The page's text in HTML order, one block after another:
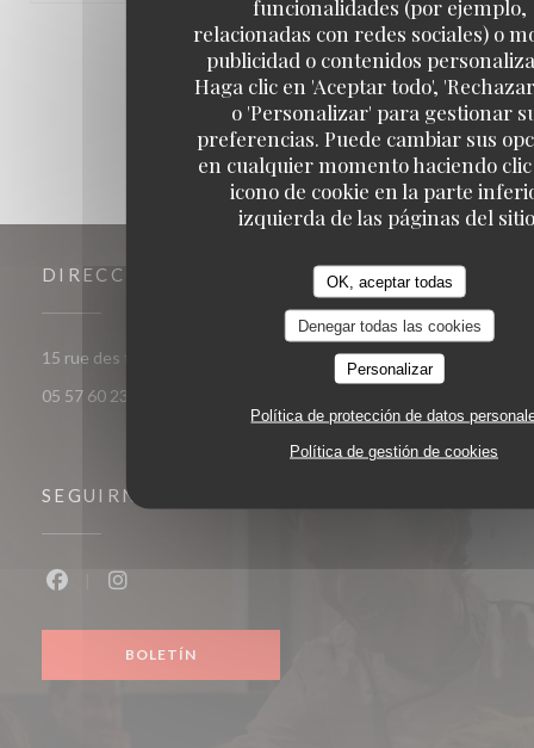
funcionalidades (por ejemplo,
relacionadas con redes sociales) o
publicidad o contenidos
Haga clic en 'Aceptar todo',
o 'Personalizar' para gestionar
preferencias. Puede cambiar sus
en cualquier momento haciendo
icono de cookie en la parte
izquierda de las páginas del
OK, aceptar todas
Denegar todas las cookies
Personalizar
Política de protección de datos
Política de gestión de cookies
1 2 3
DIRECCIÓN
15 rue des frères Bonie 33000 Bordeaux((abre en una nueva
05 57 60 23 56
SEGUIRNOS
BOLETÍN